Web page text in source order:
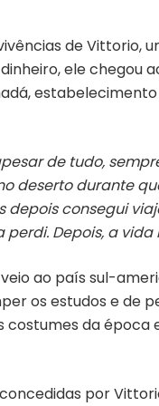
de Vittorio,
ele chegou
de tudo,
durante
consegui
Depois, a
ao país sul-
os estudos e de
da época
por